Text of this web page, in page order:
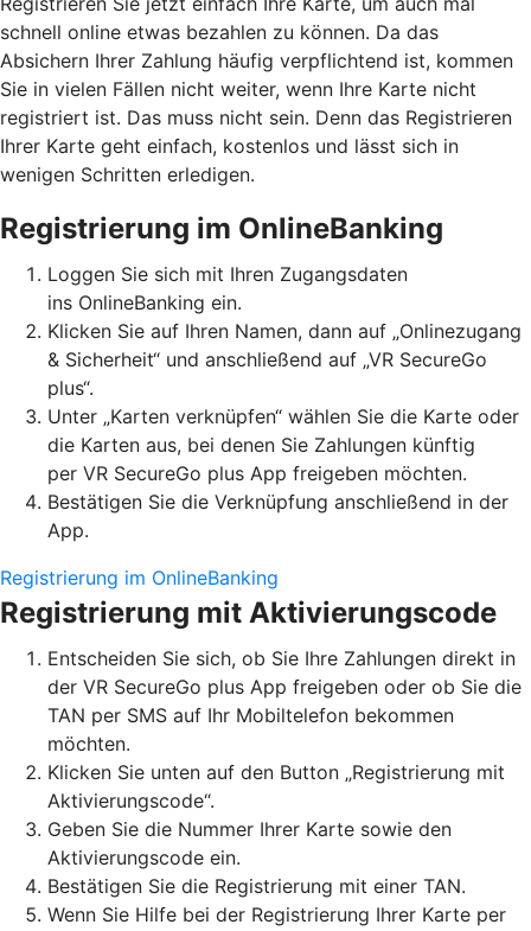
schnell online etwas bezahlen zu können. Da das
Absichern Ihrer Zahlung häufig verpflichtend ist, kommen
Sie in vielen Fällen nicht weiter, wenn Ihre Karte nicht
registriert ist. Das muss nicht sein. Denn das Registrieren
Ihrer Karte geht einfach, kostenlos und lässt sich in
wenigen Schritten erledigen.
Registrierung im OnlineBanking
Loggen Sie sich mit Ihren Zugangsdaten
ins OnlineBanking ein.
Klicken Sie auf Ihren Namen, dann auf „Onlinezugang
& Sicherheit“ und anschließend auf „VR SecureGo
plus“.
Unter „Karten verknüpfen“ wählen Sie die Karte oder
die Karten aus, bei denen Sie Zahlungen künftig
per VR SecureGo plus App freigeben möchten.
Bestätigen Sie die Verknüpfung anschließend in der
App.
Registrierung im OnlineBanking
Registrierung mit Aktivierungscode
Entscheiden Sie sich, ob Sie Ihre Zahlungen direkt in
der VR SecureGo plus App freigeben oder ob Sie die
TAN per SMS auf Ihr Mobiltelefon bekommen
möchten.
Klicken Sie unten auf den Button „Registrierung mit
Aktivierungscode“.
Geben Sie die Nummer Ihrer Karte sowie den
Aktivierungscode ein.
Bestätigen Sie die Registrierung mit einer TAN.
Wenn Sie Hilfe bei der Registrierung Ihrer Karte per